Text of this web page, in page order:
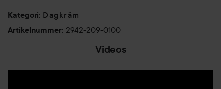
in. En hudbarriär som fungerar på ett hälsosamt och
gynnsamt sätt ger en fysisk och oigenomtränglig barriär
Hälsosam och ungdomlig hud är en hud som är återfuktad,
strålande hudton.
Kategori: Dagkräm
Artikelnummer: 2942-209-0100
Videos